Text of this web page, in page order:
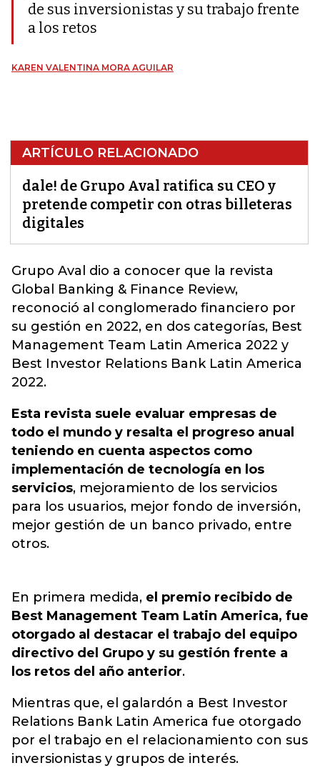
de sus inversionistas y su trabajo frente
a los retos
KAREN VALENTINA MORA AGUILAR
ARTÍCULO RELACIONADO
dale! de Grupo Aval ratifica su CEO y
pretende competir con otras billeteras
digitales
Grupo Aval dio a conocer que la revista
Global Banking & Finance Review,
reconoció al conglomerado financiero por
su gestión en 2022, en dos categorías, Best
Management Team Latin America 2022 y
Best Investor Relations Bank Latin America
2022.
Esta revista suele evaluar empresas de
todo el mundo y resalta el progreso anual
teniendo en cuenta aspectos como
implementación de tecnología en los
servicios, mejoramiento de los servicios
para los usuarios, mejor fondo de inversión,
mejor gestión de un banco privado, entre
otros.
En primera medida, el premio recibido de
Best Management Team Latin America, fue
otorgado al destacar el trabajo del equipo
directivo del Grupo y su gestión frente a
los retos del año anterior.
Mientras que, el galardón a Best Investor
Relations Bank Latin America fue otorgado
por el trabajo en el relacionamiento con sus
inversionistas y grupos de interés.